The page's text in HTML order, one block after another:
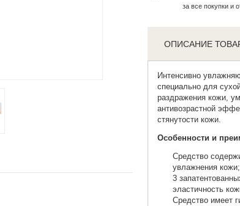
за все покупки и
ОПИСАНИЕ
Интенсивно
специально для
раздражения кожи,
антивозрастной
стянутости кожи.
Особенности и
Средство
увлажнения кожи;
3
эластичность
Средство имеет